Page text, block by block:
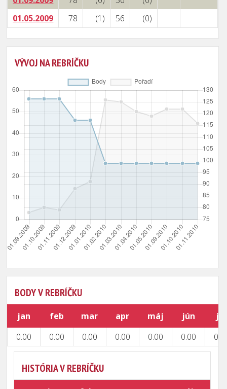
01.05.2009
78 (1) 56 (0)
VÝVOJ NA REBRÍČKU
BODY V REBRÍČKU
jan feb mar apr máj jún
júl
0.00
0.00 0.00 0.00 0.00 0.00
HISTÓRIA V REBRÍČKU